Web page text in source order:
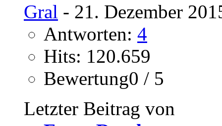
Gral - 21. Dezember
Antworten: 4
Hits: 120.659
Bewertung0 / 5
Letzter Beitrag von